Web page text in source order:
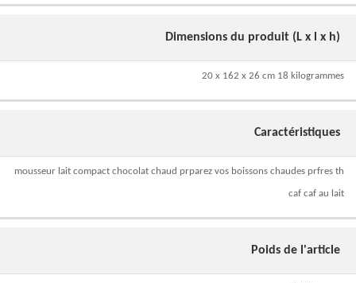
Dimensions du produit (L x l x h)
20 x 162 x 26 cm 18 kilogrammes
Caractéristiques
mousseur lait compact chocolat chaud prparez vos boissons chaudes prfres th
caf caf au lait
Poids de l'article